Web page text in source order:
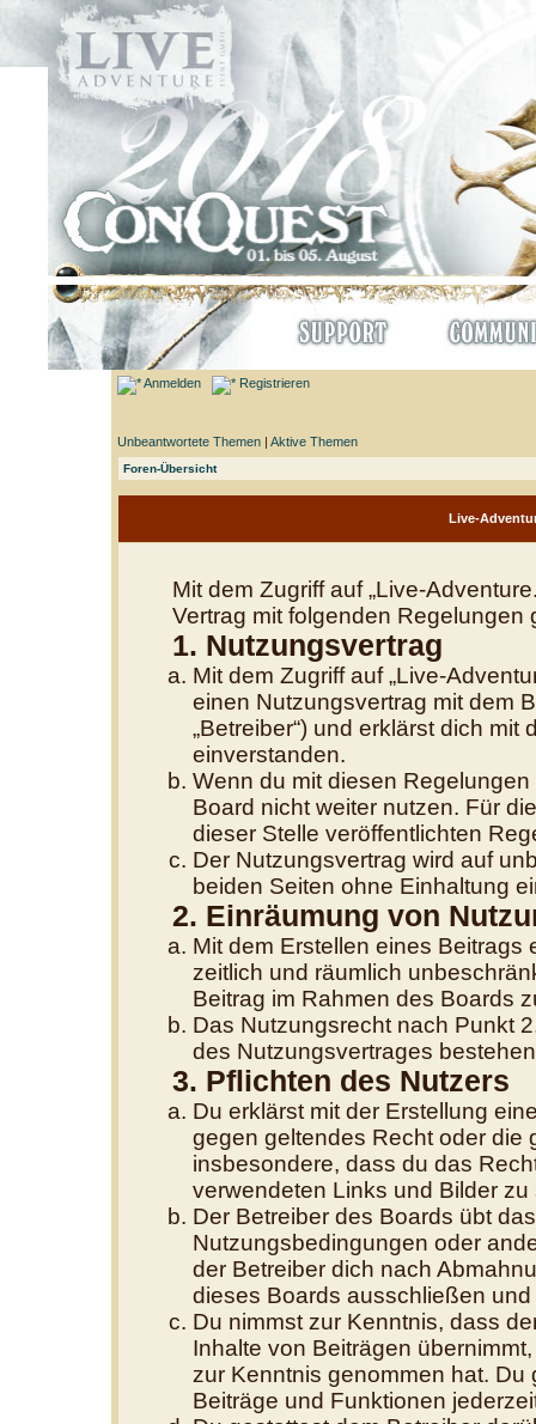
Anmelden Registrieren
Unbeantwortete Themen | Aktive Themen
Foren-Übersicht
Live-
Mit dem Zugriff auf „Live-
Vertrag mit folgenden Regelungen
1. Nutzungsvertrag
Mit dem Zugriff auf „Live-
einen Nutzungsvertrag mit dem
„Betreiber“) und erklärst dich
einverstanden.
Wenn du mit diesen
Board nicht weiter nutzen. Für
dieser Stelle veröffentlichten
Der Nutzungsvertrag wird auf
beiden Seiten ohne Einhaltung
2. Einräumung von
Mit dem Erstellen eines Beitrags
zeitlich und räumlich
Beitrag im Rahmen des Boards
Das Nutzungsrecht nach Punkt
des Nutzungsvertrages
3. Pflichten des Nutzers
Du erklärst mit der Erstellung
gegen geltendes Recht oder die
insbesondere, dass du das
verwendeten Links und Bilder
Der Betreiber des Boards übt
Nutzungsbedingungen oder
der Betreiber dich nach
dieses Boards ausschließen
Du nimmst zur Kenntnis, dass
Inhalte von Beiträgen
zur Kenntnis genommen hat.
Beiträge und Funktionen